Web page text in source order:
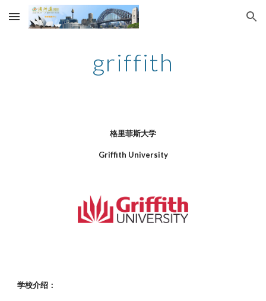
Skip to main content Skip to navigation
griffith
格里菲斯大学
Griffith University
学校介绍：